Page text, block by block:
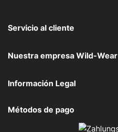
Servicio al cliente
Nuestra empresa Wild-Wear
Información Legal
Métodos de pago